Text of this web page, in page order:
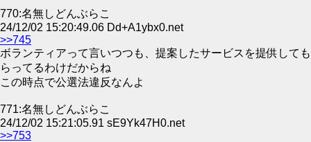
770:名無しどんぶらこ
24/12/02 15:20:49.06 Dd+A1ybx0.net
>>745
ボランティアって言いつつも、提案したサービスを提供しても
らってるわけだからね
この時点で公選法違反なんよ
771:名無しどんぶらこ
24/12/02 15:21:05.91 sE9Yk47H0.net
>>753